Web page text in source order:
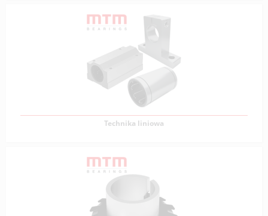
Segery, simmeringi i pozostałe
Segery i simmeringi są kluczowymi elementami w
układach mechanicznych, zapewniającymi uszczelnienie
Zobacz produkty
Technika liniowa
Technika liniowa
Technika liniowa to zbiór rozwiązań inżynieryjnych
zaprojektowanych w celu umożliwienia prostolinijnego